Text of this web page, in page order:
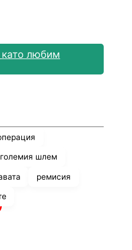
любим
големия шлем
ремисия